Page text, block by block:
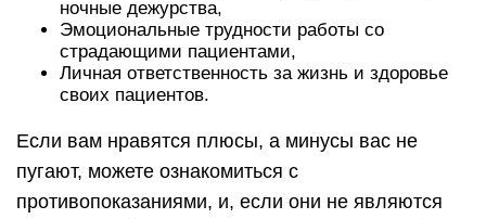
ночные дежурства,
Эмоциональные трудности работы со
страдающими пациентами,
Личная ответственность за жизнь и здоровье
своих пациентов.
Если вам нравятся плюсы, а минусы вас не
пугают, можете ознакомиться с
противопоказаниями, и, если они не являются